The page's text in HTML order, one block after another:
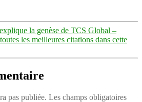
la genèse de TCS Global –
les meilleures citations dans cette
pas publiée. Les champs obligatoires